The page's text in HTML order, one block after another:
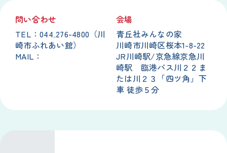
問い合わせ
TEL：044₋276-4800（川
崎市ふれあい館）
MAIL：
会場
青丘社みんなの家
川崎市川崎区桜本1-8-22
JR川崎駅/京急線京急川
崎駅 臨港バス川２２ま
たは川２３「四ツ角」下
車 徒歩５分